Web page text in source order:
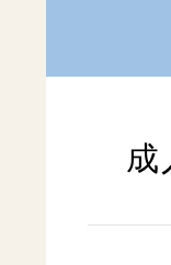
成